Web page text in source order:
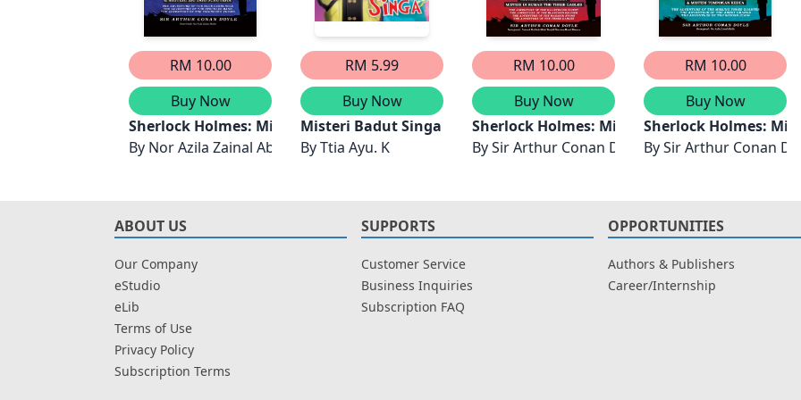
RM 10.00
Buy Now
Sherlock Holmes: Misteri Delima Biru, Misteri Pita Berbintik & Misteri Ibu Jari Jurutera - Edisi
By Nor Azila Zainal Abidin
RM 5.99
Buy Now
Misteri Badut Singa
ByTtia Ayu. K
RM 10.00
Buy Now
Sherlock Holmes: Misteri Klien yang
BySir Arthur Conan Doyle
RM 10.00
Buy Now
Sherlock Holmes:
BySir Arthur Conan
ABOUT US
Our Company
eStudio
eLib
Terms of Use
Privacy Policy
Subscription Terms
SUPPORTS
Customer Service
Business Inquiries
Subscription FAQ
OPPORTUNITIES
Authors & Publishers
Career/Internship